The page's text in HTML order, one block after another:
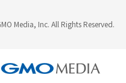
Media, Inc. All Rights Reserved.